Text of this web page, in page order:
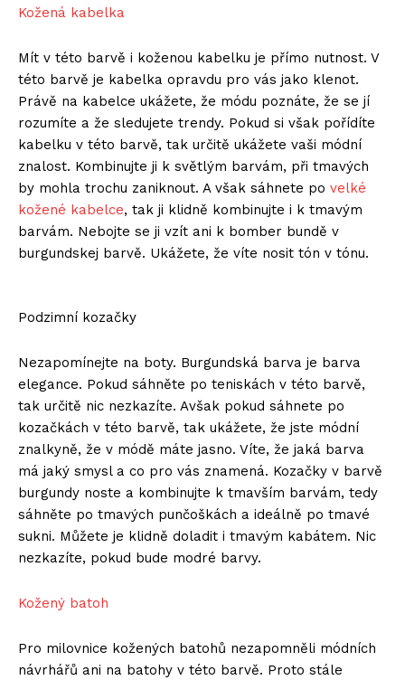
Kožená kabelka
Mít v této barvě i koženou kabelku je přímo nutnost. V
této barvě je kabelka opravdu pro vás jako klenot.
Právě na kabelce ukážete, že módu poznáte, že se jí
rozumíte a že sledujete trendy. Pokud si však pořídíte
kabelku v této barvě, tak určitě ukážete vaši módní
znalost. Kombinujte ji k světlým barvám, při tmavých
by mohla trochu zaniknout. A však sáhnete po velké
kožené kabelce, tak ji klidně kombinujte i k tmavým
barvám. Nebojte se ji vzít ani k bomber bundě v
burgundskej barvě. Ukážete, že víte nosit tón v tónu.
Podzimní kozačky
Nezapomínejte na boty. Burgundská barva je barva
elegance. Pokud sáhněte po teniskách v této barvě,
tak určitě nic nezkazíte. Avšak pokud sáhnete po
kozačkách v této barvě, tak ukážete, že jste módní
znalkyně, že v módě máte jasno. Víte, že jaká barva
má jaký smysl a co pro vás znamená. Kozačky v barvě
burgundy noste a kombinujte k tmavším barvám, tedy
sáhněte po tmavých punčoškách a ideálně po tmavé
sukni. Můžete je klidně doladit i tmavým kabátem. Nic
nezkazíte, pokud bude modré barvy.
Kožený batoh
Pro milovnice kožených batohů nezapomněli módních
návrhářů ani na batohy v této barvě. Proto stále